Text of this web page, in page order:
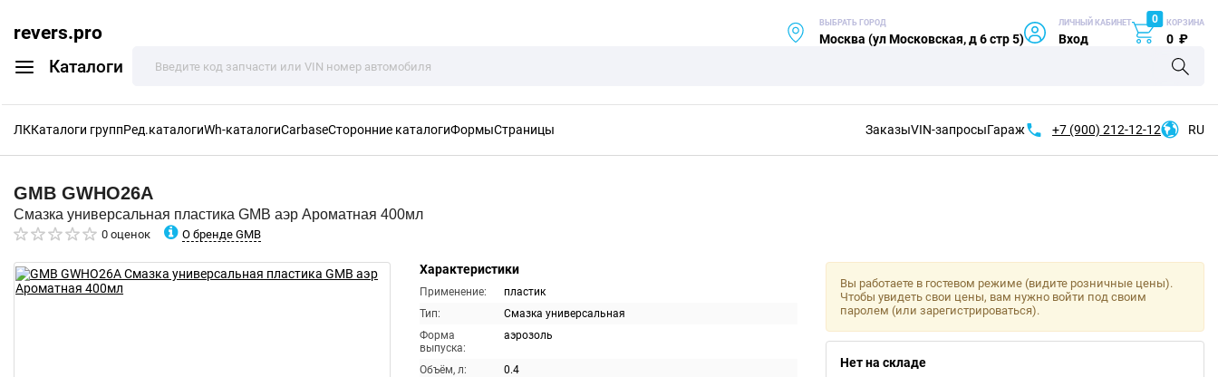
revers.pro
Каталоги
ВЫБРАТЬ ГОРОД
Москва (ул Московская, д 6 стр 5)
ЛИЧНЫЙ КАБИНЕТ
Вход
0 КОРЗИНА
0 ₽
ЛККаталоги группРед.каталогиWh-каталогиCarbaseСторонние каталогиФормыСтраницы ЗаказыVIN-запросыГараж +7 (900) 212-12-12 RU
GMB GWHO26A
Смазка универсальная пластика GMB аэр Ароматная 400мл
0 оценок О бренде GMB
Характеристики
Применение:
пластик
Тип:
Смазка универсальная
Форма
выпуска:
аэрозоль
Объём, л:
0.4
Вы работаете в гостевом режиме (видите розничные цены).
Чтобы увидеть свои цены, вам нужно войти под своим
паролем (или зарегистрироваться).
Нет на складе